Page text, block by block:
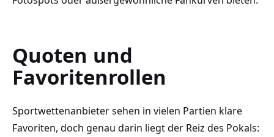
Quoten und
Favoritenrollen
Sportwettenanbieter sehen in vielen Partien klare
Favoriten, doch genau darin liegt der Reiz des Pokals: